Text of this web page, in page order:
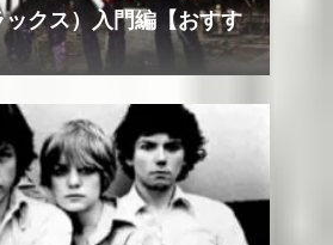
クス）入門編【おすす